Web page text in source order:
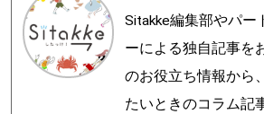
Sitakke編集部やパー
ーによる独自記事を
のお役立ち情報から
たいときのコラム記